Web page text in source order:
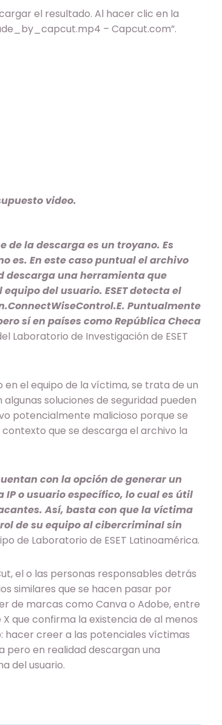
el resultado. Al hacer clic en la
– Capcut.com”.
video.
de la descarga es un troyano. Es
es. En este caso puntual el archivo
descarga una herramienta que
del usuario. ESET detecta el
Puntualmente
sí en países como República Checa
Laboratorio de Investigación de ESET
el equipo de la víctima, se trata de un
algunas soluciones de seguridad pueden
potencialmente malicioso porque se
que se descarga el archivo la
con la opción de generar un
o usuario específico, lo cual es útil
Así, basta con que la víctima
de su equipo al cibercriminal sin
de Laboratorio de ESET Latinoamérica.
el o las personas responsables detrás
similares que se hacen pasar por
de marcas como Canva o Adobe, entre
que confirma la existencia de al menos
hacer creer a las potenciales víctimas
pero en realidad descargan una
del usuario.